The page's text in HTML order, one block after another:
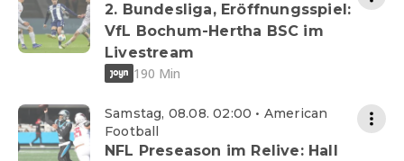
2. Bundesliga, Eröffnungsspiel:
VfL Bochum-Hertha BSC im
Livestream
190 Min
Samstag, 08.08. 02:00 • American
Football
NFL Preseason im Relive: Hall